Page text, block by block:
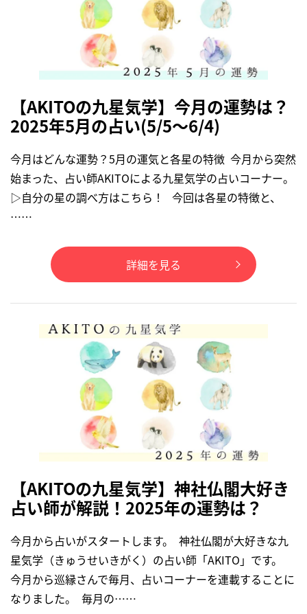
【AKITOの九星気学】今月の運勢は？
2025年5月の占い(5/5～6/4)
今月はどんな運勢？5月の運気と各星の特徴 今月から突然
始まった、占い師AKITOによる九星気学の占いコーナー。
▷自分の星の調べ方はこちら！ 今回は各星の特徴と、
……
詳細を見る
【AKITOの九星気学】神社仏閣大好き
占い師が解説！2025年の運勢は？
今月から占いがスタートします。 神社仏閣が大好きな九
星気学（きゅうせいきがく）の占い師「AKITO」です。
今月から巡縁さんで毎月、占いコーナーを連載することに
なりました。 毎月の……